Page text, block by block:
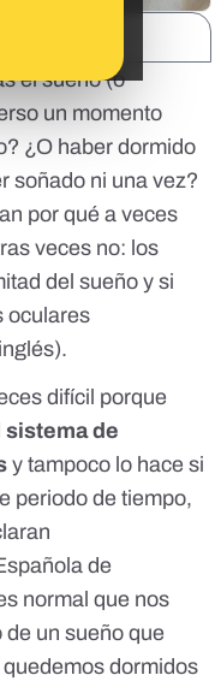
el sueño (o
un momento
¿O haber dormido
soñado ni una vez?
por qué a veces
veces no: los
del sueño y si
oculares
difícil porque
sistema de
y tampoco lo hace si
periodo de tiempo,
de
normal que nos
un sueño que
dormidos